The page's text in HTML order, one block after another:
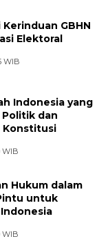
GBHN
Elektoral
WIB
Indonesia yang
dan
Konstitusi
WIB
Hukum dalam
untuk
WIB